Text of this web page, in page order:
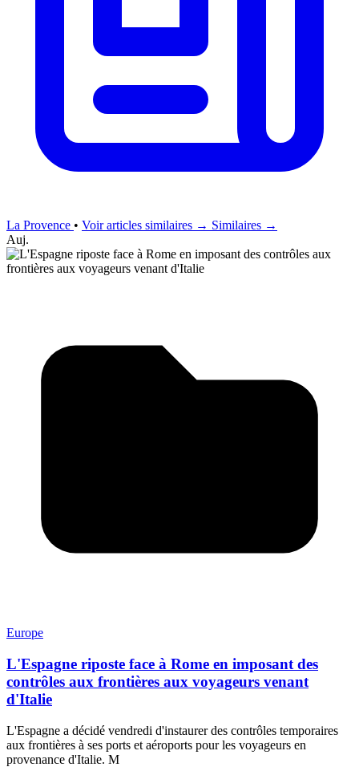
La Provence • Voir articles similaires → Similaires →
Auj.
Europe
L'Espagne riposte face à Rome en imposant des
contrôles aux frontières aux voyageurs venant
d'Italie
L'Espagne a décidé vendredi d'instaurer des contrôles temporaires
aux frontières à ses ports et aéroports pour les voyageurs en
provenance d'Italie. M